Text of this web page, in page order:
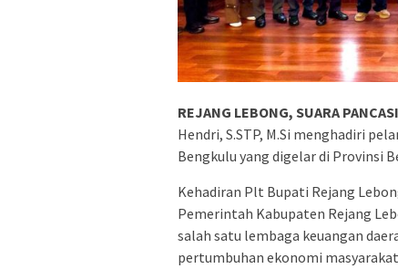
REJANG LEBONG, SUARA
Hendri, S.STP, M.Si menghadiri
Bengkulu yang digelar di Provinsi
Kehadiran Plt Bupati Rejang
Pemerintah Kabupaten Rejang
salah satu lembaga keuangan
pertumbuhan ekonomi